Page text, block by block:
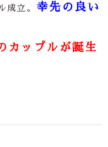
成立。 幸先の良い
カップルが誕生